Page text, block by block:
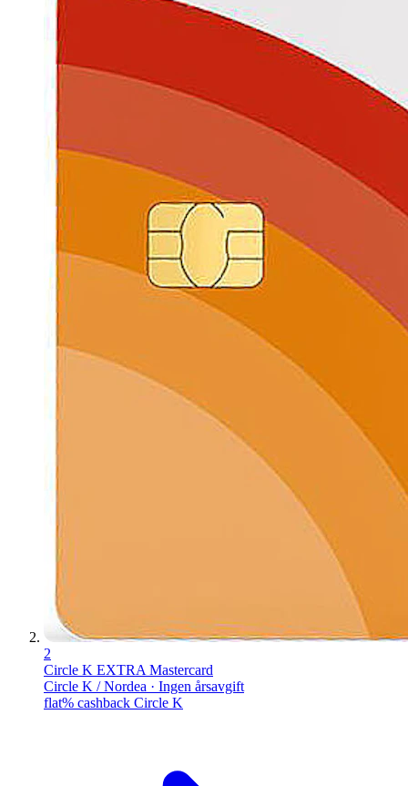
2
Circle K EXTRA Mastercard
Circle K / Nordea · Ingen årsavgift
flat% cashback Circle K